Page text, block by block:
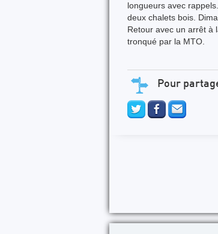
longueurs avec
deux chalets bois.
Retour avec un arrêt à
tronqué par la MTO.
Pour